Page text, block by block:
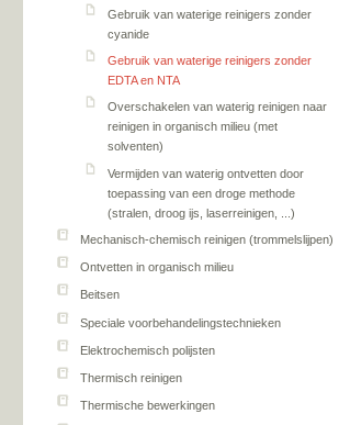
Gebruik van waterige reinigers zonder
cyanide
Gebruik van waterige reinigers zonder
EDTA en NTA
Overschakelen van waterig reinigen naar
reinigen in organisch milieu (met
solventen)
Vermijden van waterig ontvetten door
toepassing van een droge methode
(stralen, droog ijs, laserreinigen, ...)
Mechanisch-chemisch reinigen (trommelslijpen)
Ontvetten in organisch milieu
Beitsen
Speciale voorbehandelingstechnieken
Elektrochemisch polijsten
Thermisch reinigen
Thermische bewerkingen